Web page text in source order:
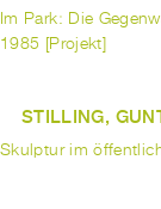
Im Park: Die
1985 [Projekt]
STILLING,
Skulptur im